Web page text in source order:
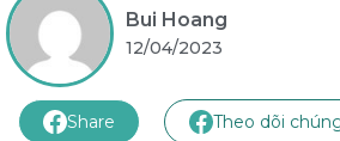
Bui Hoang
12/04/2023
Share Theo dõi